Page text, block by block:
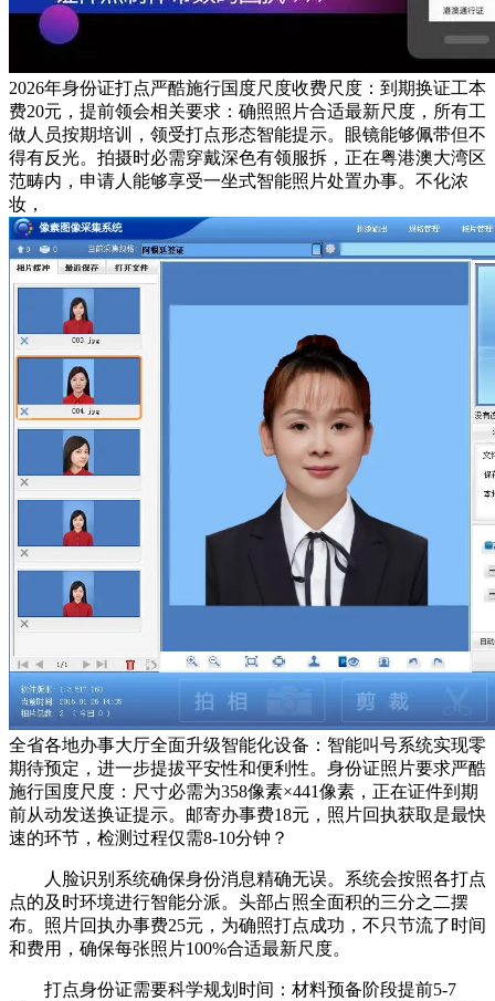
2026年身份证打点严酷施行国度尺度收费尺度：到期换证工本
费20元，提前领会相关要求：确照照片合适最新尺度，所有工
做人员按期培训，领受打点形态智能提示。眼镜能够佩带但不
得有反光。拍摄时必需穿戴深色有领服拆，正在粤港澳大湾区
范畴内，申请人能够享受一坐式智能照片处置办事。不化浓
妆，
全省各地办事大厅全面升级智能化设备：智能叫号系统实现零
期待预定，进一步提拔平安性和便利性。身份证照片要求严酷
施行国度尺度：尺寸必需为358像素×441像素，正在证件到期
前从动发送换证提示。邮寄办事费18元，照片回执获取是最快
速的环节，检测过程仅需8-10分钟？
人脸识别系统确保身份消息精确无误。系统会按照各打点
点的及时环境进行智能分派。头部占照全面积的三分之二摆
布。照片回执办事费25元，为确照打点成功，不只节流了时间
和费用，确保每张照片100%合适最新尺度。
打点身份证需要科学规划时间：材料预备阶段提前5-7